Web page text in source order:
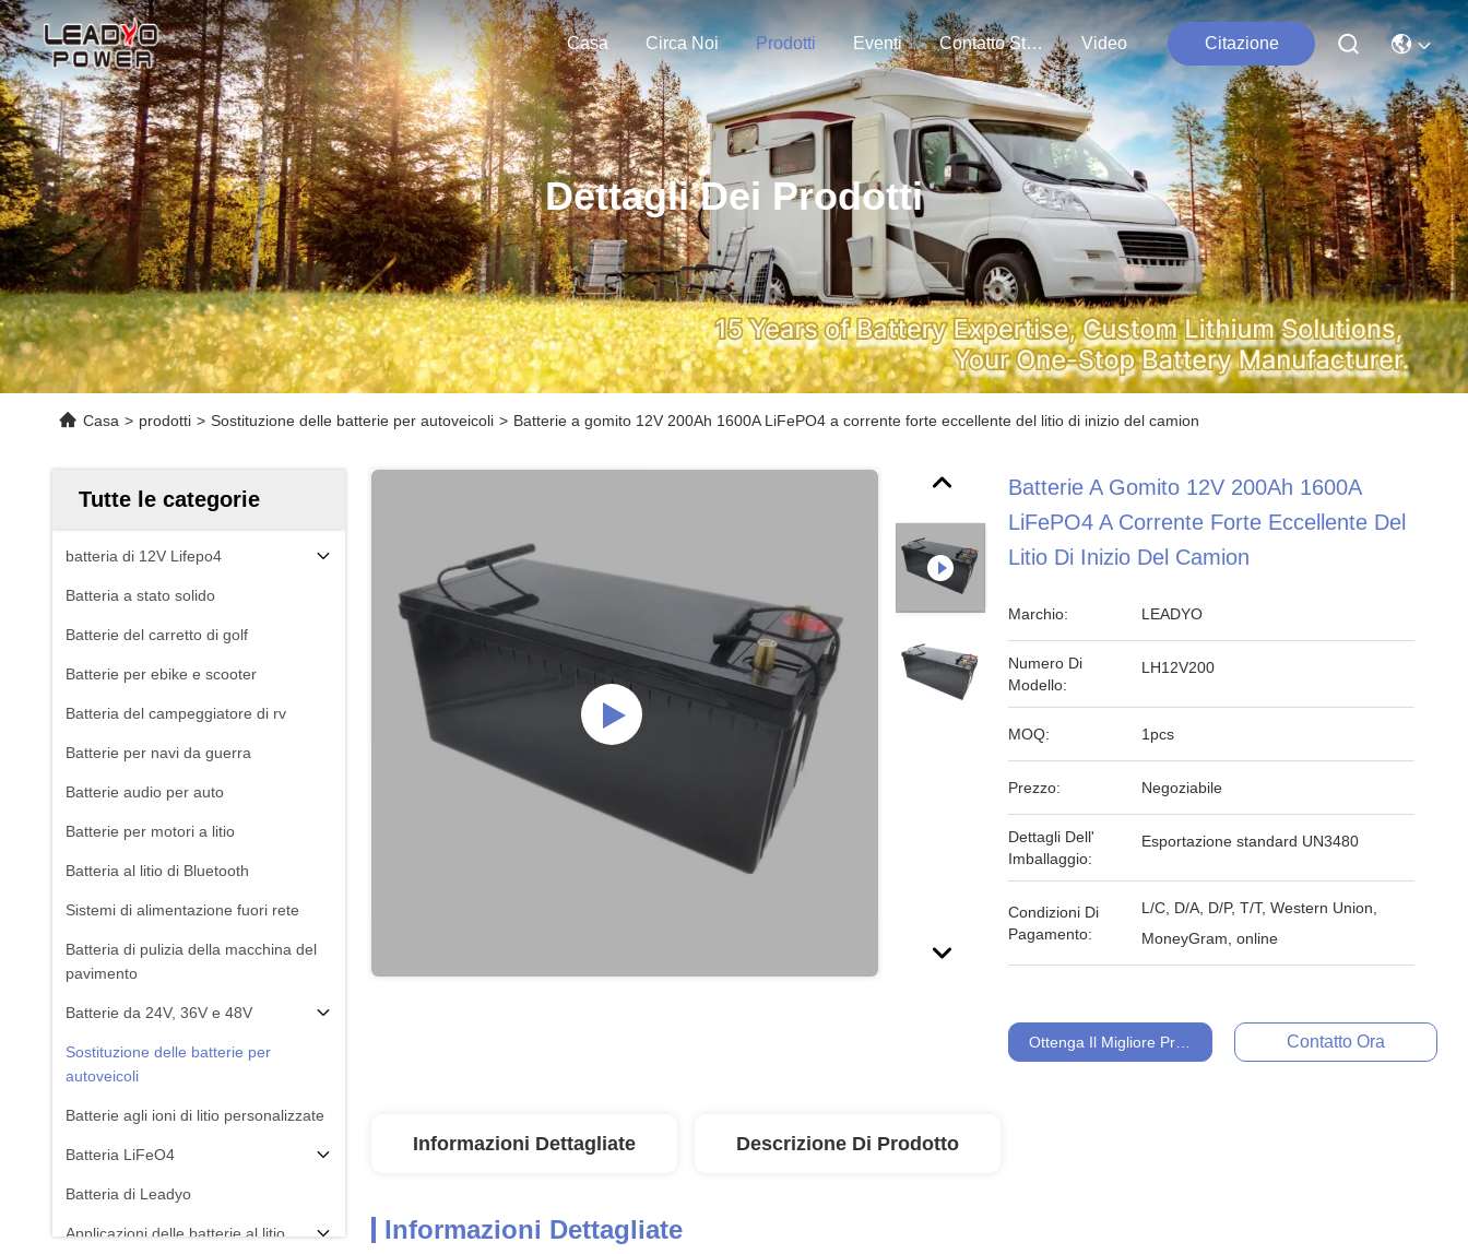
Casa Circa Noi Prodotti Eventi Contatto Stati Uniti Video Citazione
Dettagli Dei Prodotti
Casa > prodotti > Sostituzione delle batterie per autoveicoli > Batterie a gomito 12V 200Ah 1600A LiFePO4 a corrente forte eccellente del litio di inizio del camion
Tutte le categorie
batteria di 12V Lifepo4
Batteria a stato solido
Batterie del carretto di golf
Batterie per ebike e scooter
Batteria del campeggiatore di rv
Batterie per navi da guerra
Batterie audio per auto
Batterie per motori a litio
Batteria al litio di Bluetooth
Sistemi di alimentazione fuori rete
Batteria di pulizia della macchina del
pavimento
Batterie da 24V, 36V e 48V
Sostituzione delle batterie per
autoveicoli
Batterie agli ioni di litio personalizzate
Batteria LiFeO4
Batteria di Leadyo
Applicazioni delle batterie al litio
Batterie A Gomito 12V 200Ah 1600A
LiFePO4 A Corrente Forte Eccellente Del
Litio Di Inizio Del Camion
Marchio: LEADYO
Numero Di
Modello:
LH12V200
MOQ: 1pcs
Prezzo: Negoziabile
Dettagli Dell'
Imballaggio:
Esportazione standard UN3480
Condizioni Di
Pagamento:
L/C, D/A, D/P, T/T, Western Union,
MoneyGram, online
Ottenga Il Migliore Prezzo Contatto Ora
Informazioni Dettagliate Descrizione Di Prodotto
Informazioni Dettagliate